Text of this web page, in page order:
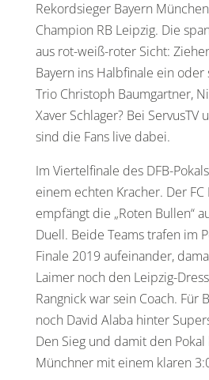
Rekordsieger Bayern
Champion RB Leipzig. Die
aus rot-weiß-roter Sicht:
Bayern ins Halbfinale ein oder
Trio Christoph Baumgartner,
Xaver Schlager? Bei ServusTV
sind die Fans live dabei.
Im Viertelfinale des DFB-
einem echten Kracher. Der
empfängt die „Roten Bullen“
Duell. Beide Teams trafen im
Finale 2019 aufeinander,
Laimer noch den Leipzig-
Rangnick war sein Coach. Für
noch David Alaba hinter
Den Sieg und damit den
Münchner mit einem klaren